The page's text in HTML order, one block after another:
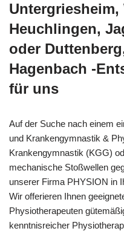
Untergriesheim,
Heuchlingen,
oder
Hagenbach -
für uns
Auf der Suche nach einem
und Krankengymnastik &
Krankengymnastik (KGG)
mechanische Stoßwellen
unserer Firma PHYSION in
Wir offerieren Ihnen
Physiotherapeuten
kenntnisreicher